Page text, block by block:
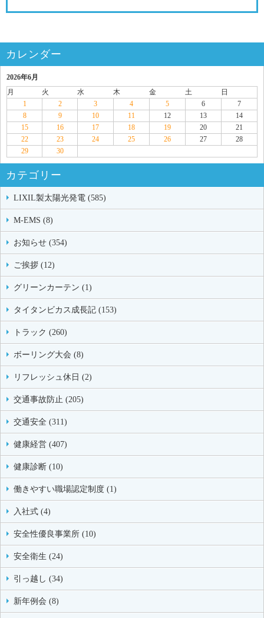
カレンダー
2026年6月
月
火 水 木 金 土
日
1
2 3 4 5 6
7
8
9 10 11 12 13
14
15
16 17 18 19 20
21
22
23 24 25 26 27
28
29
30
カテゴリー
LIXIL製太陽光発電 (585)
M-EMS (8)
お知らせ (354)
ご挨拶 (12)
グリーンカーテン (1)
タイタンビカス成長記 (153)
トラック (260)
ボーリング大会 (8)
リフレッシュ休日 (2)
交通事故防止 (205)
交通安全 (311)
健康経営 (407)
健康診断 (10)
働きやすい職場認定制度 (1)
入社式 (4)
安全性優良事業所 (10)
安全衛生 (24)
引っ越し (34)
新年例会 (8)